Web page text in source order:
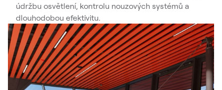
údržbu osvětlení, kontrolu nouzových systémů a
dlouhodobou efektivitu.